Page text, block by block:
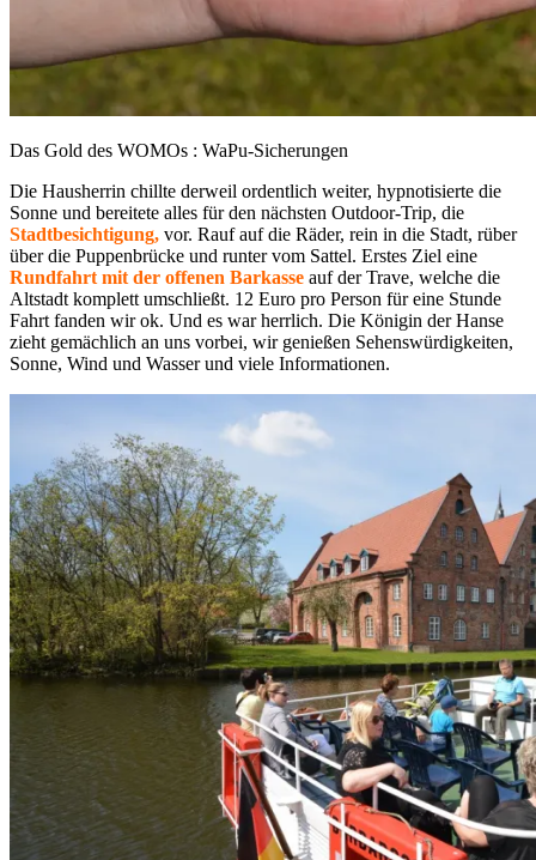
Das Gold des WOMOs : WaPu-Sicherungen
Die Hausherrin chillte derweil ordentlich weiter, hypnotisierte die
Sonne und bereitete alles für den nächsten Outdoor-Trip, die
Stadtbesichtigung, vor. Rauf auf die Räder, rein in die Stadt, rüber
über die Puppenbrücke und runter vom Sattel. Erstes Ziel eine
Rundfahrt mit der offenen Barkasse auf der Trave, welche die
Altstadt komplett umschließt. 12 Euro pro Person für eine Stunde
Fahrt fanden wir ok. Und es war herrlich. Die Königin der Hanse
zieht gemächlich an uns vorbei, wir genießen Sehenswürdigkeiten,
Sonne, Wind und Wasser und viele Informationen.